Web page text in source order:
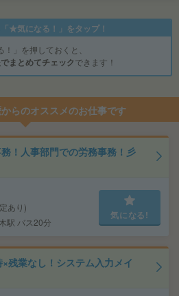
★気になる！」をタップ！
！」を押しておくと、
まとめてチェックできます！
らのオススメのお仕事です
！人事部門での労務事務！彡
あり)
駅 バス20分
気になる!
×残業なし！システム入力メイ